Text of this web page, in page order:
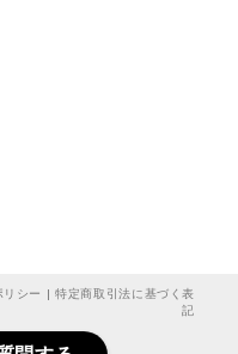
シー |特定商取引法に基づく表
記